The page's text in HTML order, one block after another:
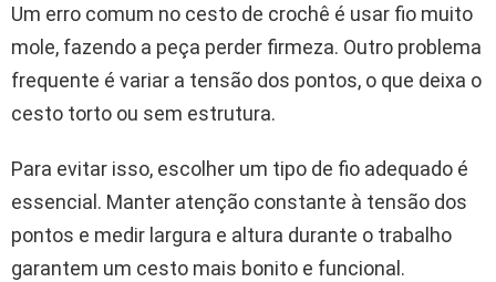
Um erro comum no cesto de crochê é usar fio muito
mole, fazendo a peça perder firmeza. Outro problema
frequente é variar a tensão dos pontos, o que deixa o
cesto torto ou sem estrutura.
Para evitar isso, escolher um tipo de fio adequado é
essencial. Manter atenção constante à tensão dos
pontos e medir largura e altura durante o trabalho
garantem um cesto mais bonito e funcional.